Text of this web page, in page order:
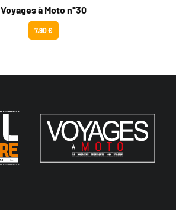
Voyages à Moto n°30
7.90 €